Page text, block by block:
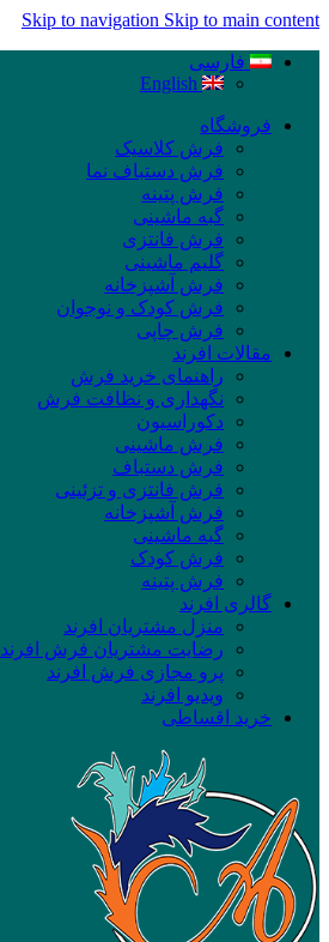
Skip to navigation Skip to main content
فارسی
English
فروشگاه
فرش کلاسیک
فرش دستباف نما
فرش پتینه
گبه ماشینی
فرش فانتزی
گلیم ماشینی
فرش آشپزخانه
فرش کودک و نوجوان
فرش چاپی
مقالات افرند
راهنمای خرید فرش
نگهداری و نظافت فرش
دکوراسیون
فرش ماشینی
فرش دستباف
فرش فانتزی و تزئینی
فرش آشپزخانه
گبه ماشینی
فرش کودک
فرش پتینه
گالری افرند
منزل مشتریان افرند
رضایت مشتریان فرش افرند
پرو مجازی فرش افرند
ویدیو افرند
خرید اقساطی